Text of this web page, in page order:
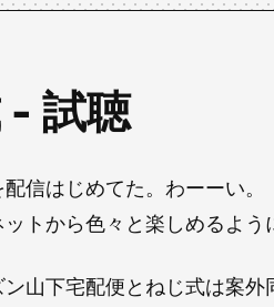
- 試聴
信はじめてた。わーーい。
トから色々と楽しめるよう
山下宅配便とねじ式は案